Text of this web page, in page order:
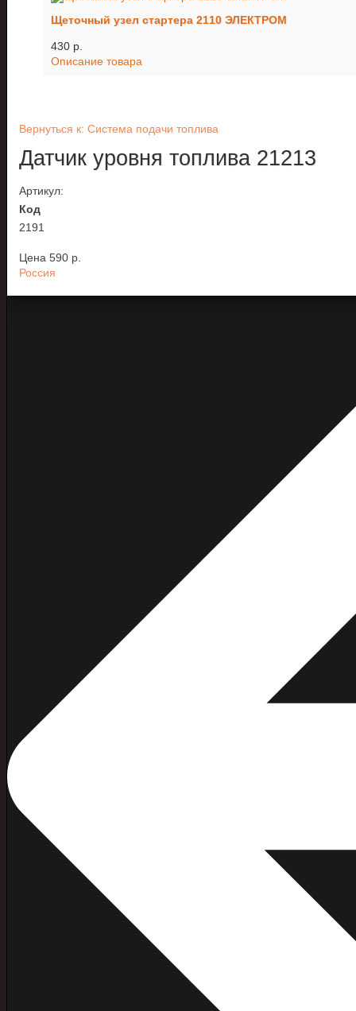
Щеточный узел стартера 2110 ЭЛЕКТРОМ
430 p.
Описание товара
Вернуться к: Система подачи топлива
Датчик уровня топлива 21213
Артикул:
Код
2191
Цена 590 p.
Россия